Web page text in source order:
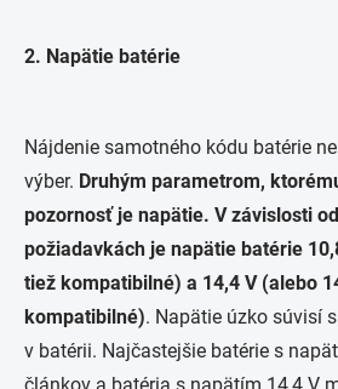
2. Napätie batérie
Nájdenie samotného kódu batérie
výber. Druhým parametrom,
pozornosť je napätie. V závislosti
požiadavkách je napätie batérie
tiež kompatibilné) a 14,4 V (alebo
kompatibilné). Napätie úzko súvisí
v batérii. Najčastejšie batérie s
článkov a batéria s napätím 14,4 V